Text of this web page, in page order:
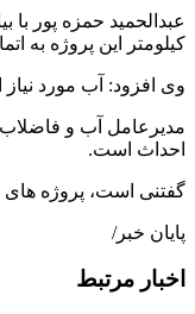
کیلومتر این پروژه به
وی افزود: آب مورد نیاز این روستاها
احداث است.
گفتنی است، پروژه های
پایان خبر/
اخبار مرتبط